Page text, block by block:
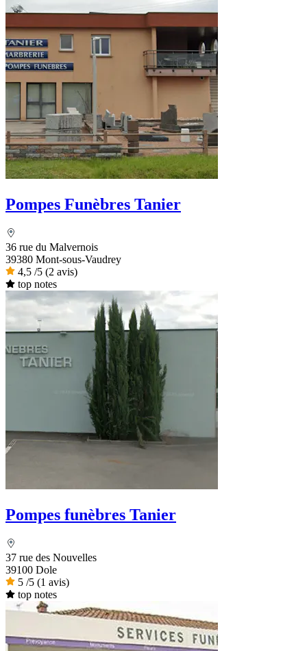
Pompes Funèbres Tanier
36 rue du Malvernois
39380 Mont-sous-Vaudrey
4,5 /5 (2 avis)
top notes
Pompes funèbres Tanier
37 rue des Nouvelles
39100 Dole
5 /5 (1 avis)
top notes